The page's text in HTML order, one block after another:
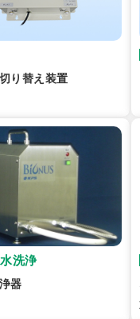
り替え装置
洗浄
器